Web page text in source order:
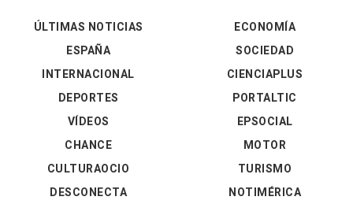
ÚLTIMAS NOTICIAS
ESPAÑA
INTERNACIONAL
DEPORTES
VÍDEOS
ECONOMÍA
SOCIEDAD
CIENCIAPLUS
PORTALTIC
EPSOCIAL
CHANCE
CULTURAOCIO
DESCONECTA
MOTOR
TURISMO
NOTIMÉRICA